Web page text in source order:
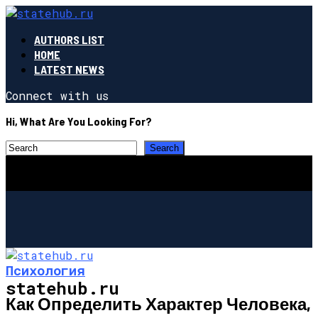
AUTHORS LIST
HOME
LATEST NEWS
Connect with us
Hi, What Are You Looking For?
statehub.ru
Психология
Как Определить Характер Человека,